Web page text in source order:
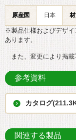
原産国 日本
※製品仕様およびデザイ
あります。
また、変更により掲載
参考資料
カタログ
関連する製品